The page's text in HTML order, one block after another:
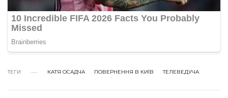
ТЕГИ КАТЯ ОСАДЧА ПОВЕРНЕННЯ В КИЇВ ТЕЛЕВЕДУЧА